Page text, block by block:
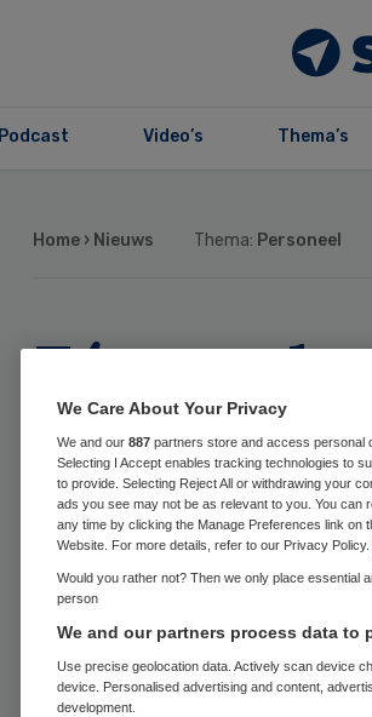
Podcast Video’s Thema’s
Home › Nieuws Thema: Personeel
Eén op
mijdt zelf
zorg
kosten
We Care About Your Privacy
We and our 887 partners store and access personal
Selecting I Accept enables tracking technologies to
to provide. Selecting Reject All or withdrawing your
ads you see may not be as relevant to you. You
any time by clicking the Manage Preferences link on
Website. For more details, refer to our Privacy Policy.
Would you rather not? Then we only place essential
person
We and our partners process data to
Use precise geolocation data. Actively scan device
device. Personalised advertising and content,
development.